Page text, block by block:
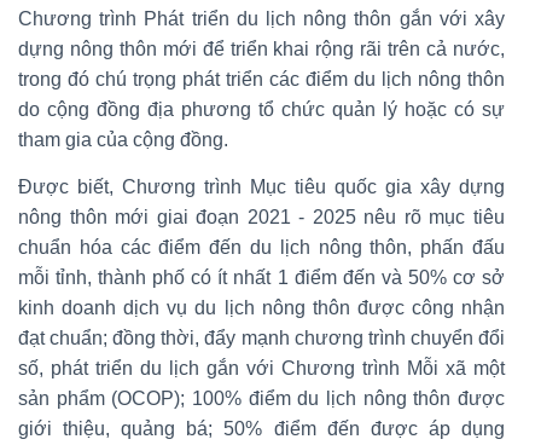
Chương trình Phát triển du lịch nông thôn gắn với xây
dựng nông thôn mới để triển khai rộng rãi trên cả nước,
trong đó chú trọng phát triển các điểm du lịch nông thôn
do cộng đồng địa phương tổ chức quản lý hoặc có sự
tham gia của cộng đồng.
Được biết, Chương trình Mục tiêu quốc gia xây dựng
nông thôn mới giai đoạn 2021 - 2025 nêu rõ mục tiêu
chuẩn hóa các điểm đến du lịch nông thôn, phấn đấu
mỗi tỉnh, thành phố có ít nhất 1 điểm đến và 50% cơ sở
kinh doanh dịch vụ du lịch nông thôn được công nhận
đạt chuẩn; đồng thời, đẩy mạnh chương trình chuyển đổi
số, phát triển du lịch gắn với Chương trình Mỗi xã một
sản phẩm (OCOP); 100% điểm du lịch nông thôn được
giới thiệu, quảng bá; 50% điểm đến được áp dụng